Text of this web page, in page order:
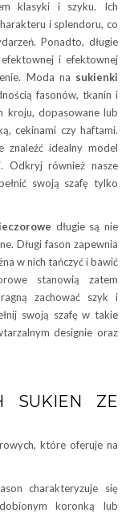
klasyki i szyku. Ich
i splendoru, co
Ponadto, długie
i efektownej
Moda na sukienki
fasonów, tkanin i
kroju, dopasowane lub
cekinami czy haftami.
znaleźć idealny model
Odkryj również nasze
swoją szafę tylko
długie są nie
Długi fason zapewnia
w nich tańczyć i bawić
stanowią zatem
zachować szyk i
swoją szafę w takie
designie oraz
SUKIEN ZE
które oferuje na
charakteryzuje się
koronką lub